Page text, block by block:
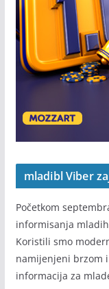
mladibl Viber
Početkom
informisanja
Koristili smo
namijenjeni brzom
informacija za